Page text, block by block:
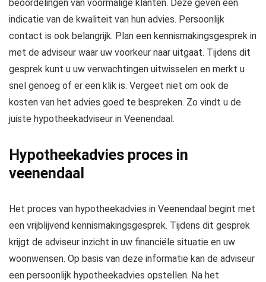
beoordelingen van voormalige klanten. Deze geven een
indicatie van de kwaliteit van hun advies. Persoonlijk
contact is ook belangrijk. Plan een kennismakingsgesprek in
met de adviseur waar uw voorkeur naar uitgaat. Tijdens dit
gesprek kunt u uw verwachtingen uitwisselen en merkt u
snel genoeg of er een klik is. Vergeet niet om ook de
kosten van het advies goed te bespreken. Zo vindt u de
juiste hypotheekadviseur in Veenendaal.
Hypotheekadvies proces in
veenendaal
Het proces van hypotheekadvies in Veenendaal begint met
een vrijblijvend kennismakingsgesprek. Tijdens dit gesprek
krijgt de adviseur inzicht in uw financiële situatie en uw
woonwensen. Op basis van deze informatie kan de adviseur
een persoonlijk hypotheekadvies opstellen. Na het